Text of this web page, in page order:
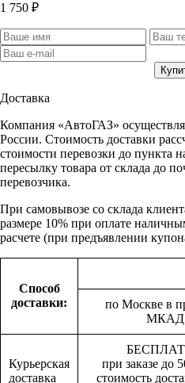
1 750 ₽
Доставка
Компания «АвтоГАЗ»
России. Стоимость доставки
стоимости перевозки до пункта
пересылку товара от склада до
перевозчика.
При самовывозе со склада
размере 10% при оплате
расчете (при предъявлении
Способ
доставки:
по Москве в
МКАД
Курьерская
доставка
при заказе до
стоимость